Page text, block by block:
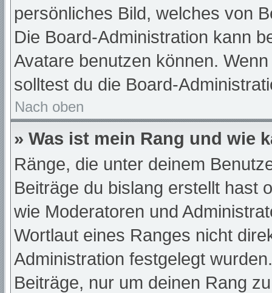
persönliches Bild, welches von
Die Board-Administration kann
Avatare benutzen können.
solltest du die Board-
Nach oben
» Was ist mein Rang und wie
Ränge, die unter deinem
Beiträge du bislang erstellt hast
wie Moderatoren und
Wortlaut eines Ranges nicht
Administration festgelegt
Beiträge, nur um deinen Rang